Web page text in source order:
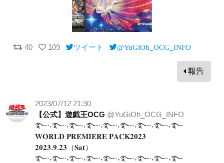
40 109 ツイート @YuGiOh_OCG_INFO
報告
2023/07/12 21:30
【公式】遊戯王OCG @YuGiOh_OCG_INFO
࿐·˖࿐·˖࿐·˖࿐·˖࿐·˖࿐·˖࿐·˖࿐·˖࿐
𝐖𝐎𝐑𝐋𝐃 𝐏𝐑𝐄𝐌𝐈𝐄𝐑𝐄 𝐏𝐀𝐂𝐊𝟐𝟎𝟐𝟑
𝟐𝟎𝟐𝟑.𝟗.𝟐𝟑（𝐒𝐚𝐭）
࿐·˖࿐·˖࿐·˖࿐·˖࿐·˖࿐·˖࿐·˖࿐·˖࿐